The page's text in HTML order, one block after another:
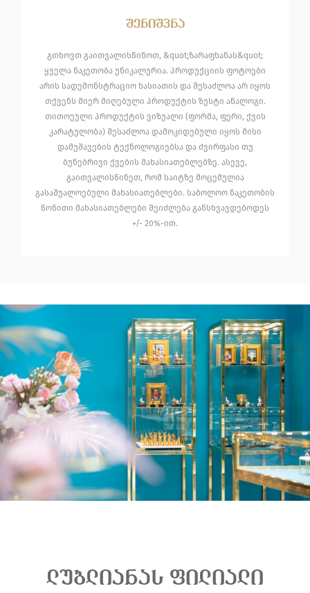
შენიშვნა
გთხოვთ გაითვალისწინოთ, &quot;ზარაფხანას&quot;
ყველა ნაკეთობა უნიკალურია. პროდუქციის ფოტოები
არის სადემონსტრაციო ხასიათის და შესაძლოა არ იყოს
თქვენს მიერ მიღებული პროდუქტის ზუსტი ანალოგი.
თითოეული პროდუქტის ვიზუალი (ფორმა, ფერი, ქვის
კარატულობა) შესაძლოა დამოკიდებული იყოს მისი
დამუშავების ტექნოლოგიებსა და ძვირფასი თუ
ბუნებრივი ქვების მახასიათებლებზე. ასევე,
გაითვალისწინეთ, რომ საიტზე მოცემულია
გასაშუალოებული მახასიათებლები. საბოლოო ნაკეთობის
წონითი მახასიათებლები შეიძლება განსხვავდებოდეს
+/- 20%-ით.
ლუბლიანას ფილიალი